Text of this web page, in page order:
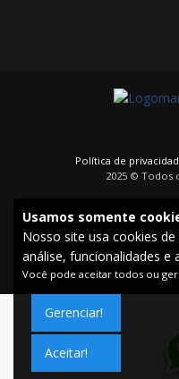
Política de
2025 © Todos
Usamos somente
Nosso site usa cookies
análise, funcionalidades e
Você pode aceitar todos ou
Gerenciar!
Aceitar!